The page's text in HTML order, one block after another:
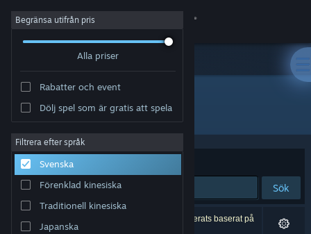
Logga in
Om
Support
Byt språk
Begränsa utifrån pris
Alla priser
Rabatter och event
Dölj spel som är gratis att spela
Filtrera efter språk
Svenska
Förenklad kinesiska
Traditionell kinesiska
Japanska
Utvecklare: Ghost Gaming
Sortera efter Relevans
Sök
0 träffar matchade din sökning. 1 titel har exkluderats baserat på
dina preferenser.